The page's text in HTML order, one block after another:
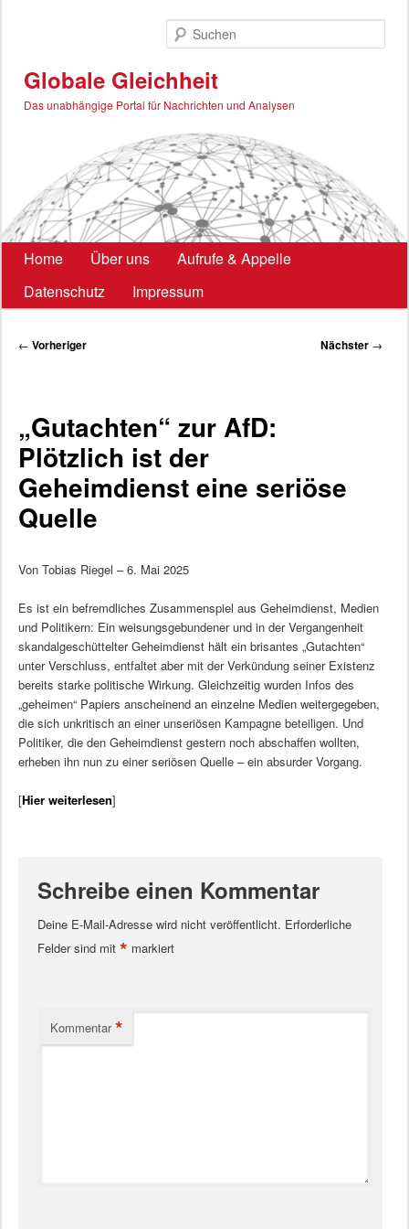
Globale Gleichheit
Das unabhängige Portal für Nachrichten und Analysen
Hauptmenü
Home Über uns
Aufrufe & Appelle
Datenschutz
Impressum
Beitragsnavigation
← Vorheriger Nächster →
„Gutachten“ zur AfD:
Plötzlich ist der
Geheimdienst eine seriöse
Quelle
Von Tobias Riegel – 6. Mai 2025
Es ist ein befremdliches Zusammenspiel aus Geheimdienst, Medien
und Politikern: Ein weisungsgebundener und in der Vergangenheit
skandalgeschüttelter Geheimdienst hält ein brisantes „Gutachten“
unter Verschluss, entfaltet aber mit der Verkündung seiner Existenz
bereits starke politische Wirkung. Gleichzeitig wurden Infos des
„geheimen“ Papiers anscheinend an einzelne Medien weitergegeben,
die sich unkritisch an einer unseriösen Kampagne beteiligen. Und
Politiker, die den Geheimdienst gestern noch abschaffen wollten,
erheben ihn nun zu einer seriösen Quelle – ein absurder Vorgang.
[Hier weiterlesen]
Schreibe einen Kommentar
Deine E-Mail-Adresse wird nicht veröffentlicht. Erforderliche
Felder sind mit * markiert
Kommentar *